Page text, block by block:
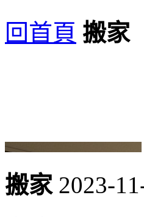
回首頁 搬家
搬家2023-